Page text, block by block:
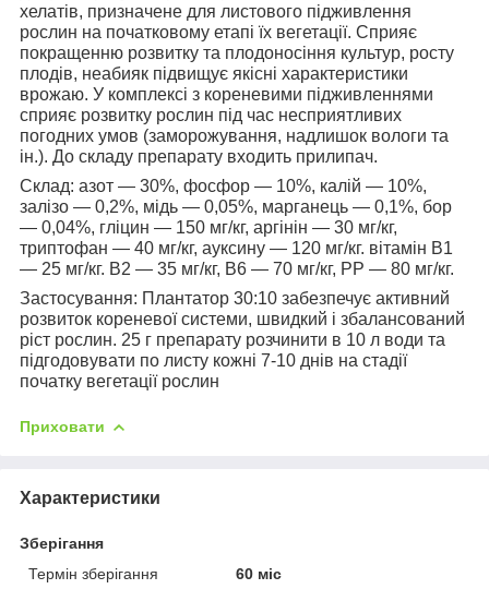
хелатів, призначене для листового підживлення
рослин на початковому етапі їх вегетації. Сприяє
покращенню розвитку та плодоносіння культур, росту
плодів, неабияк підвищує якісні характеристики
врожаю. У комплексі з кореневими підживленнями
сприяє розвитку рослин під час несприятливих
погодних умов (заморожування, надлишок вологи та
ін.). До складу препарату входить прилипач.
Склад: азот — 30%, фосфор — 10%, калій — 10%,
залізо — 0,2%, мідь — 0,05%, марганець — 0,1%, бор
— 0,04%, гліцин — 150 мг/кг, аргінін — 30 мг/кг,
триптофан — 40 мг/кг, ауксину — 120 мг/кг. вітамін В1
— 25 мг/кг. В2 — 35 мг/кг, В6 — 70 мг/кг, РР — 80 мг/кг.
Застосування: Плантатор 30:10 забезпечує активний
розвиток кореневої системи, швидкий і збалансований
ріст рослин. 25 г препарату розчинити в 10 л води та
підгодовувати по листу кожні 7-10 днів на стадії
початку вегетації рослин
Приховати
Характеристики
Зберігання
Термін зберігання
60 міс